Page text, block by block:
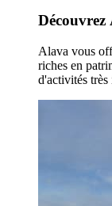
Découvrez
Alava vous
riches en
d'activités très